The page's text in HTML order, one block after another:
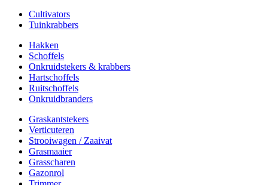
Cultivators
Tuinkrabbers
Hakken
Schoffels
Onkruidstekers & krabbers
Hartschoffels
Ruitschoffels
Onkruidbranders
Graskantstekers
Verticuteren
Strooiwagen / Zaaivat
Grasmaaier
Grasscharen
Gazonrol